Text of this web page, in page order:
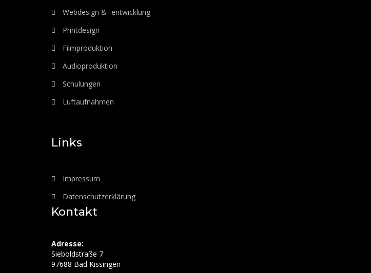
Webdesign & -entwicklung
Printdesign
Filmproduktion
Audioproduktion
Schulungen
Luftaufnahmen
Links
Impressum
Datenschutzerklärung
Kontakt
Adresse:
Sieboldstraße 7
97688 Bad Kissingen